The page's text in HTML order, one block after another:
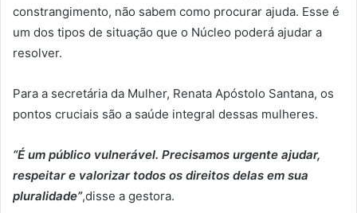
constrangimento, não sabem como procurar ajuda. Esse é
um dos tipos de situação que o Núcleo poderá ajudar a
resolver.
Para a secretária da Mulher, Renata Apóstolo Santana, os
pontos cruciais são a saúde integral dessas mulheres.
“É um público vulnerável. Precisamos urgente ajudar,
respeitar e valorizar todos os direitos delas em sua
pluralidade”,disse a gestora.